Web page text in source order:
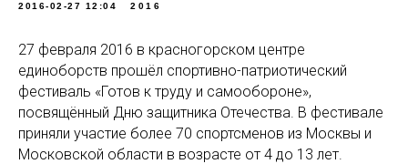
2016-02-27 12:04 2016
27 февраля 2016 в красногорском центре
единоборств прошёл спортивно-патриотический
фестиваль «Готов к труду и самообороне»,
посвящённый Дню защитника Отечества. В фестивале
приняли участие более 70 спортсменов из Москвы и
Московской области в возрасте от 4 до 13 лет.